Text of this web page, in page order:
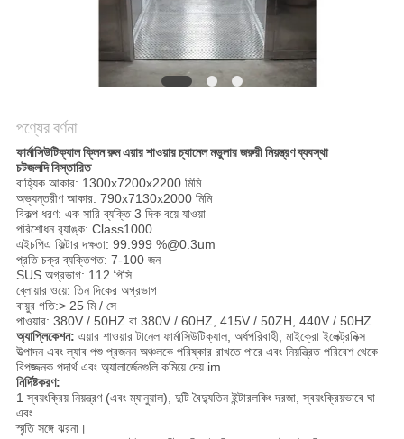
পণ্যের বর্ণনা
ফার্মাসিউটিক্যাল ক্লিন রুম এয়ার শাওয়ার চ্যানেল মডুলার জরুরী নিয়ন্ত্রণ ব্যবস্থা
চটজলদি বিস্তারিত
বাহ্যিক আকার: 1300x7200x2200 মিমি
অভ্যন্তরীণ আকার: 790x7130x2000 মিমি
বিকল্প ধরণ: এক সারি ব্যক্তি 3 দিক বয়ে যাওয়া
পরিশোধন র‌্যাঙ্ক: Class1000
এইচপিএ ফিল্টার দক্ষতা: 99.999 %@0.3um
প্রতি চক্র ব্যক্তিগত: 7-100 জন
SUS অগ্রভাগ: 112 পিসি
ব্লোয়ার ওয়ে: তিন দিকের অগ্রভাগ
বায়ুর গতি:> 25 মি / সে
পাওয়ার: 380V / 50HZ বা 380V / 60HZ, 415V / 50ZH, 440V / 50HZ
অ্যাপ্লিকেশন: এয়ার শাওয়ার টানেল ফার্মাসিউটিক্যাল, অর্ধপরিবাহী, মাইক্রো ইলেক্ট্রনিক্স
উত্পাদন এবং ল্যাব পশু প্রজনন অঞ্চলকে পরিষ্কার রাখতে পারে এবং নিয়ন্ত্রিত পরিবেশ থেকে
বিপজ্জনক পদার্থ এবং অ্যালার্জেনগুলি কমিয়ে দেয় im
নির্দিষ্টকরণ:
1 স্বয়ংক্রিয় নিয়ন্ত্রণ (এবং ম্যানুয়াল), দুটি বৈদ্যুতিন ইন্টারলকিং দরজা, স্বয়ংক্রিয়ভাবে ঘা
এবং
স্মৃতি সঙ্গে ঝরনা।